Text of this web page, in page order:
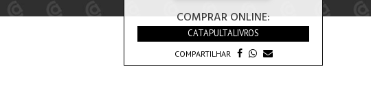
COMPRAR ONLINE:
CATAPULTALIVROS
COMPARTILHAR